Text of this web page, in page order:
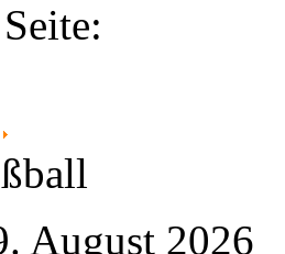
August 2026